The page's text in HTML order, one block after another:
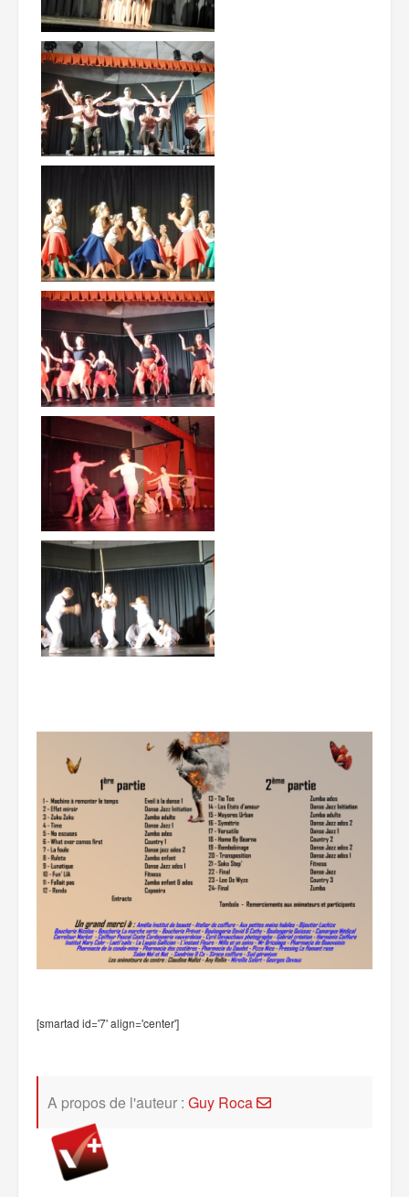
[smartad id='7' align='center']
A propos de l'auteur : Guy Roca